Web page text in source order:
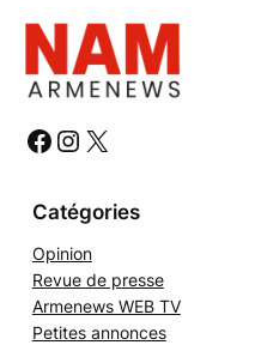
e
c
h
e
# # #
Catégories
Opinion
Revue de presse
Armenews WEB TV
Petites annonces